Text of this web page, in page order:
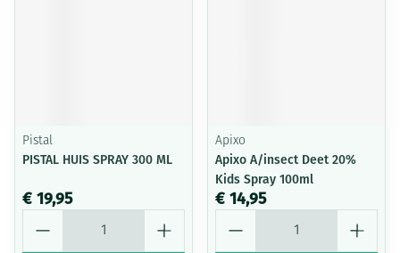
Pistal
PISTAL HUIS SPRAY 300 ML
€ 19,95
Apixo
Apixo A/insect Deet 20%
Kids Spray 100ml
€ 14,95